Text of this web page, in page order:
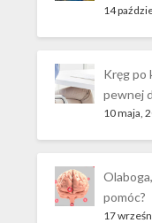
14
Kręg po
pewnej
10 maja,
pomóc?
17